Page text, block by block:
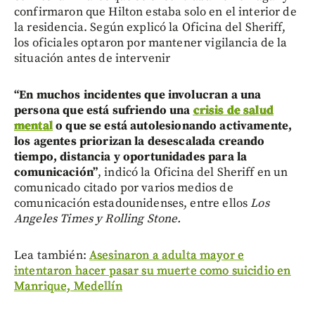
confirmaron que Hilton estaba solo en el interior de
la residencia. Según explicó la Oficina del Sheriff,
los oficiales optaron por mantener vigilancia de la
situación antes de intervenir
“En muchos incidentes que involucran a una
persona que está sufriendo una crisis de salud
mentalo que se está autolesionando activamente,
los agentes priorizan la desescalada creando
tiempo, distancia y oportunidades para la
comunicación”, indicó la Oficina del Sheriff en un
comunicado citado por varios medios de
comunicación estadounidenses, entre ellosLos
Angeles Times y Rolling Stone.
Lea también: Asesinaron a adulta mayor e
intentaron hacer pasar su muerte como suicidio en
Manrique, Medellín